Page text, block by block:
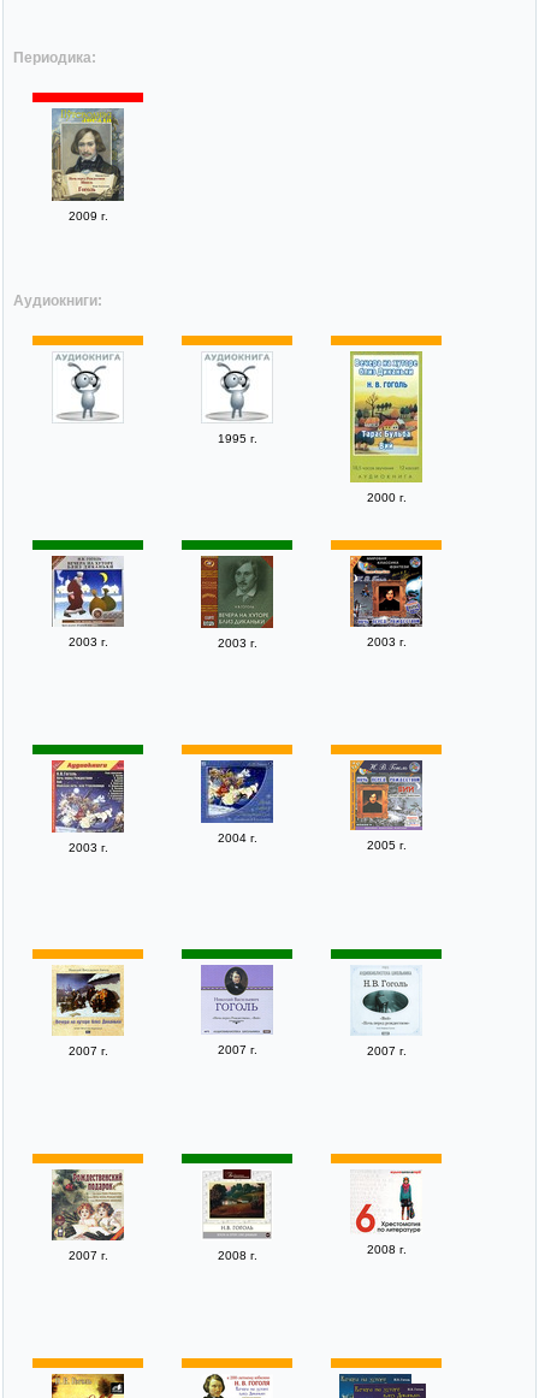
Периодика:
2009 г.
Аудиокниги:
1995 г.
2000 г.
2003 г. 2003 г. 2003 г.
2003 г.
2004 г.
2005 г.
2007 г. 2007 г. 2007 г.
2007 г. 2008 г. 2008 г.